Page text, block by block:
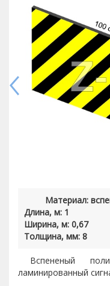
Материал:
Длина, м: 1
Ширина, м: 0,67
Толщина, мм: 8
Вспененый
ламинированный